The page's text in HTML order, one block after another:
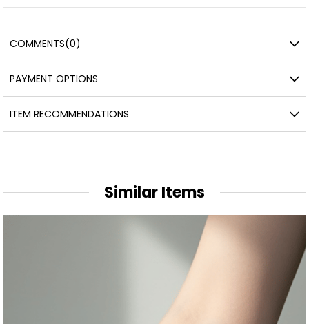
COMMENTS(0)
PAYMENT OPTIONS
ITEM RECOMMENDATIONS
Similar Items